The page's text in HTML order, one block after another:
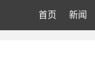
首页 新闻